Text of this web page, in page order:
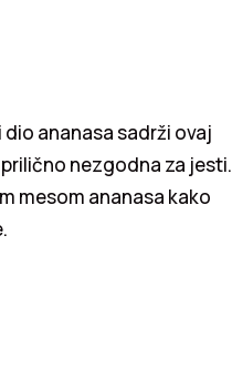
ananasa sadrži ovaj
nezgodna za jesti.
mesom ananasa kako